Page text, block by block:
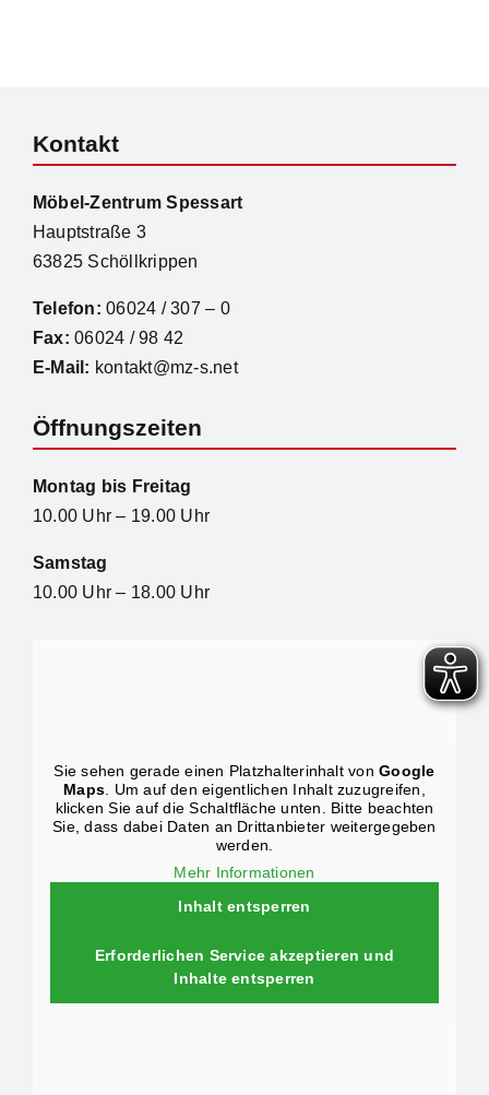
Sie sehen gerade einen Platzhalterinhalt vonGoogle
Maps. Um auf den eigentlichen Inhalt zuzugreifen,
klicken Sie auf die Schaltfläche unten. Bitte beachten
Sie, dass dabei Daten an Drittanbieter weitergegeben
werden.
Mehr Informationen
Inhalt entsperren
Erforderlichen Service akzeptieren und
Inhalte entsperren
Kontakt
Möbel-Zentrum Spessart
Hauptstraße 3
63825 Schöllkrippen
Telefon: 06024 / 307 – 0
Fax: 06024 / 98 42
E-Mail: kontakt@mz-s.net
Öffnungszeiten
Montag bis Freitag
10.00 Uhr – 19.00 Uhr
Samstag
10.00 Uhr – 18.00 Uhr